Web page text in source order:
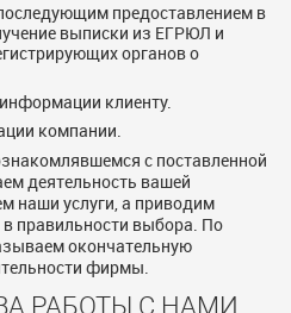
предоставлением в
выписки из ЕГРЮЛ и
органов о
клиенту.
компании.
с поставленной
деятельность вашей
наши услуги, а приводим
правильности выбора. По
окончательную
фирмы.
РАБОТЫ С НАМИ